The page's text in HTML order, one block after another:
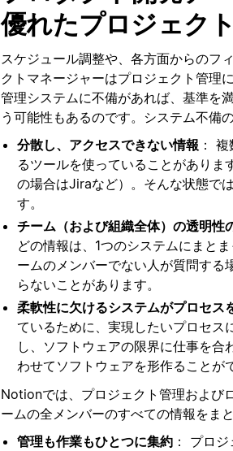
優れたプロジェク
スケジュール調整や、各方面からのフ
クトマネージャーはプロジェクト管理
管理システムに不備があれば、基準を
う可能性もあるのです。システム不備
分散し、アクセスできない情報 ：
るツールを使っていることがあり
の場合はJiraなど）。そんな状態で
す。
チーム（および組織全体）の透明性
どの情報は、1つのシステムにまと
ームのメンバーでない人が質問する
らないことがあります。
柔軟性に欠けるシステムがプロセス
ているために、実現したいプロセス
し、ソフトウェアの限界に仕事を
わせてソフトウェアを形作ることが
Notionでは、プロジェクト管理および
ームの全メンバーのすべての情報をま
管理も作業もひとつに集約 ： プロ